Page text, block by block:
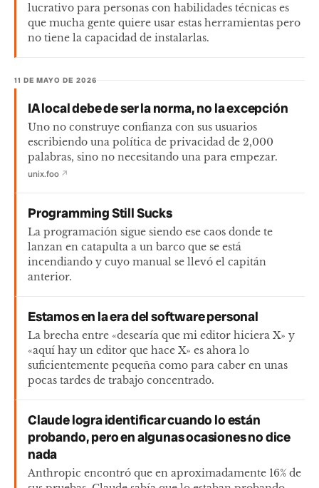
lucrativo para personas con habilidades técnicas es
que mucha gente quiere usar estas herramientas pero
no tiene la capacidad de instalarlas.
11 DE MAYO DE 2026
IA local debe de ser la norma, no la excepción
Uno no construye confianza con sus usuarios
escribiendo una política de privacidad de 2,000
palabras, sino no necesitando una para empezar.
unix.foo ↗
Programming Still Sucks
La programación sigue siendo ese caos donde te
lanzan en catapulta a un barco que se está
incendiando y cuyo manual se llevó el capitán
anterior.
Estamos en la era del software personal
La brecha entre «desearía que mi editor hiciera X» y
«aquí hay un editor que hace X» es ahora lo
suficientemente pequeña como para caber en unas
pocas tardes de trabajo concentrado.
Claude logra identificar cuando lo están
probando, pero en algunas ocasiones no dice
nada
Anthropic encontró que en aproximadamente 16% de